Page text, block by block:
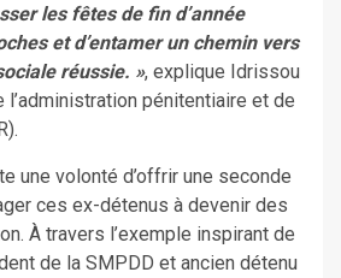
les fêtes de fin d’année
et d’entamer un chemin vers
réussie. », explique Idrissou
l’administration pénitentiaire et de
une volonté d’offrir une seconde
ces ex-détenus à devenir des
À travers l’exemple inspirant de
de la SMPDD et ancien détenu